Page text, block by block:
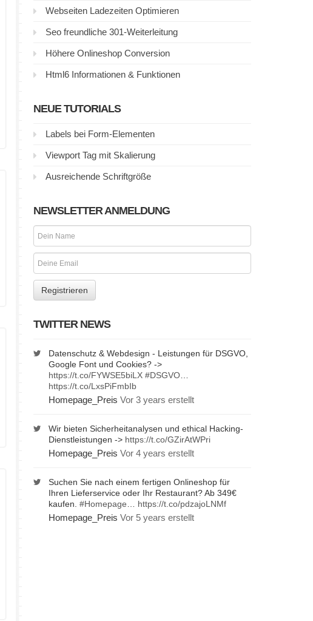
Webseiten Ladezeiten Optimieren
Seo freundliche 301-Weiterleitung
Höhere Onlineshop Conversion
Html6 Informationen & Funktionen
NEUE TUTORIALS
Labels bei Form-Elementen
Viewport Tag mit Skalierung
Ausreichende Schriftgröße
NEWSLETTER ANMELDUNG
TWITTER NEWS
Datenschutz & Webdesign - Leistungen für DSGVO,
Google Font und Cookies? ->
https://t.co/FYWSE5biLX #DSGVO…
https://t.co/LxsPiFmbIb
Homepage_Preis Vor 3 years erstellt
Wir bieten Sicherheitanalysen und ethical Hacking-
Dienstleistungen -> https://t.co/GZirAtWPri
Homepage_Preis Vor 4 years erstellt
Suchen Sie nach einem fertigen Onlineshop für
Ihren Lieferservice oder Ihr Restaurant? Ab 349€
kaufen. #Homepage https://t.co/pdzajoLNMf
Homepage_Preis Vor 5 years erstellt